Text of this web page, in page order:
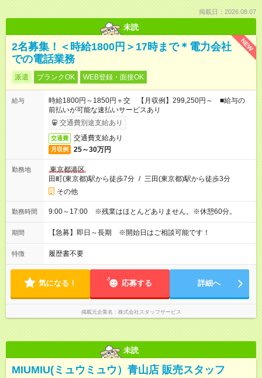
掲載日：2026.08.07
未読
NEW
2名募集！＜時給1800円＞17時まで＊電力会社
での電話業務
派遣 ブランクOK WEB登録・面接OK
給与
時給1800円～1850円＋交 【月収例】299,250円～ ■給与の
前払いが可能な速払いサービスあり
交通費別途支給あり
交通費 交通費支給あり
月収例 25～30万円
勤務地
東京都港区
田町(東京都)駅から徒歩7分 / 三田(東京都)駅から徒歩3分
その他
勤務時間 9:00～17:00 ※残業はほとんどありません。※休憩60分。
期間 【急募】即日～長期 ※開始日はご相談可能です！
特徴 履歴書不要
気になる！ 応募する 詳細へ
掲載元企業名 株式会社スタッフサービス
未読
MIUMIU(ミュウミュウ）青山店 販売スタッフ